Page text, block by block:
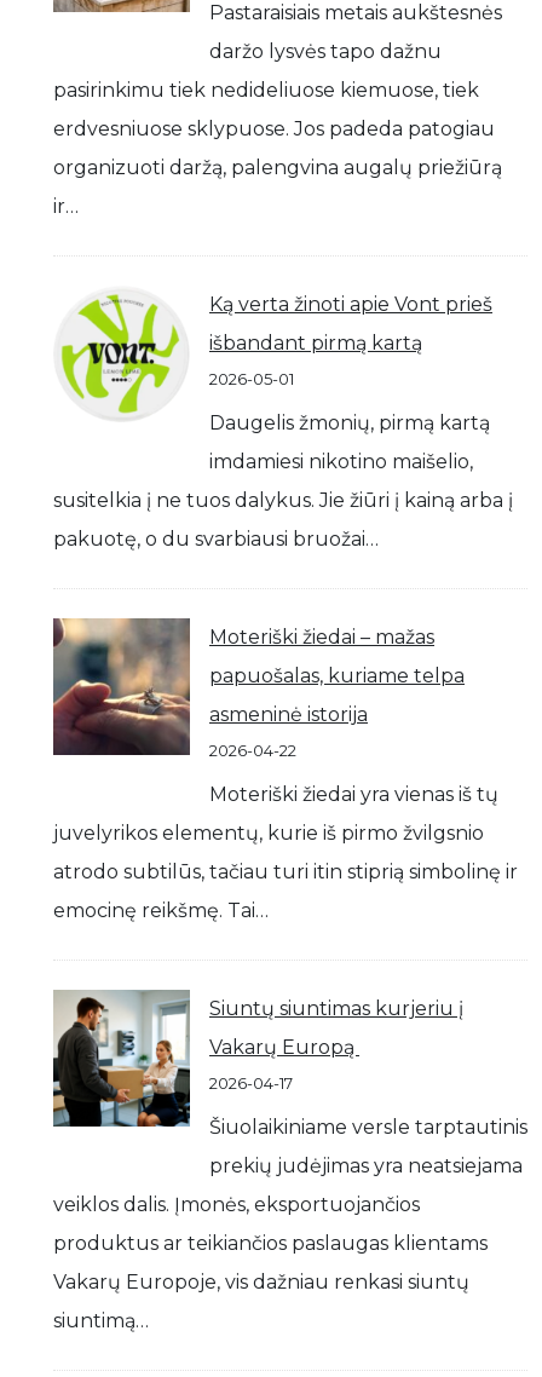
Pastaraisiais metais aukštesnės
daržo lysvės tapo dažnu
pasirinkimu tiek nedideliuose kiemuose, tiek
erdvesniuose sklypuose. Jos padeda patogiau
organizuoti daržą, palengvina augalų priežiūrą
ir…
Ką verta žinoti apie Vont prieš
išbandant pirmą kartą
2026-05-01
Daugelis žmonių, pirmą kartą
imdamiesi nikotino maišelio,
susitelkia į ne tuos dalykus. Jie žiūri į kainą arba į
pakuotę, o du svarbiausi bruožai…
Moteriški žiedai – mažas
papuošalas, kuriame telpa
asmeninė istorija
2026-04-22
Moteriški žiedai yra vienas iš tų
juvelyrikos elementų, kurie iš pirmo žvilgsnio
atrodo subtilūs, tačiau turi itin stiprią simbolinę ir
emocinę reikšmę. Tai…
Siuntų siuntimas kurjeriu į
Vakarų Europą
2026-04-17
Šiuolaikiniame versle tarptautinis
prekių judėjimas yra neatsiejama
veiklos dalis. Įmonės, eksportuojančios
produktus ar teikiančios paslaugas klientams
Vakarų Europoje, vis dažniau renkasi siuntų
siuntimą…